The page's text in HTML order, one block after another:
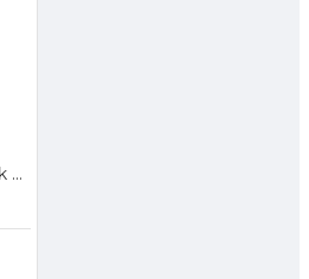
Kenmaster Kunci Sok Set 40 Pcs